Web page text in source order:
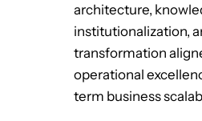
architecture,
institutionalization,
transformation
operational
term business